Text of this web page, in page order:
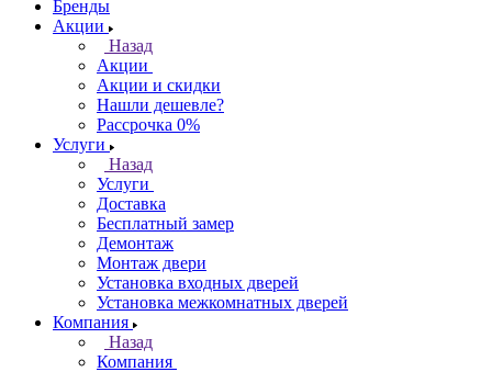
Бренды
Акции
Назад
Акции
Акции и скидки
Нашли дешевле?
Рассрочка 0%
Услуги
Назад
Услуги
Доставка
Бесплатный замер
Демонтаж
Монтаж двери
Установка входных дверей
Установка межкомнатных дверей
Компания
Назад
Компания